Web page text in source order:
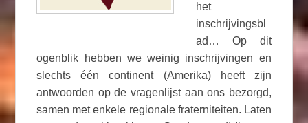
het
inschrijvingsbl
ad… Op dit
ogenblik hebben we weinig inschrijvingen en
slechts één continent (Amerika) heeft zijn
antwoorden op de vragenlijst aan ons bezorgd,
samen met enkele regionale fraterniteiten. Laten